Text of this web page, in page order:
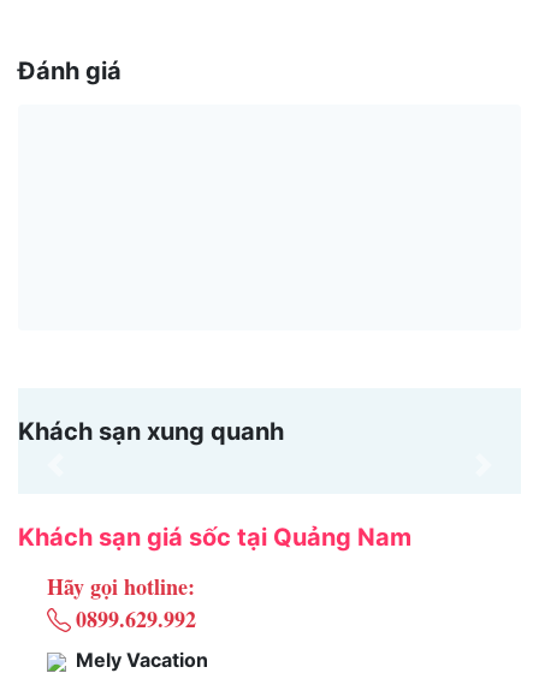
Đánh giá
Khách sạn xung quanh
Khách sạn giá sốc tại Quảng Nam
Hãy gọi hotline:
0899.629.992
Mely Vacation